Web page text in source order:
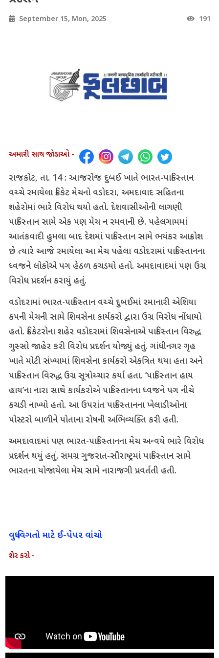
September 15, Mon, 2025 191
અમારી સાથ જોડાઓ -
રાજકોટ, તા. 14 : આજરોજ દુબઈ ખાતે ભારત-પાકિસ્તાન
વચ્ચે રમાયેલા ક્રિકેટ મેચનો વડોદરા, અમદાવાદ સહિતના
શહેરોમાં ભારે વિરોધ થયો હતો. દેશવાસીઓની લાગણી
પાકિસ્તાન સામે એક પણ મેચ ન રમવાની છે. પહેલગામમાં
આતંકવાદી હુમલા બાદ દેશમાં પાકિસ્તાન સામે ભયંકર આક્રોશ
છે ત્યારે આજે રમાયેલા આ મેચ પહેલા વડોદરામાં પાકિસ્તાનના
ધ્વજને લોકોએ પગ હેઠળ કચડયો હતો. અમદાવાદમાં પણ ઉગ્ર
વિરોધ પ્રદર્શન કરાયું હતું.
વડોદરામાં ભારત-પાકિસ્તાન વચ્ચે દુબઈમાં રમાનારી એશિયા
કપની મેચની સામે શિવસેના કાર્યકરો દ્વારા ઉગ્ર વિરોધ નોંધાયો
હતો. ક્રિકેટરોના શહેર વડોદરામાં શિવસેનાએ પાકિસ્તાન વિરુદ્ધ
ગુસ્સો જાહેર કરી વિરોધ પ્રદર્શન યોજ્યું હતું. ગાંધીનગર ગૃહ
ખાતે મોટી સંખ્યામાં શિવસેના કાર્યકરો એકત્રિત થયા હતા અને
પાકિસ્તાન વિરુદ્ધ ઉગ્ર સૂત્રોચ્ચાર કર્યા હતા. ‘પાકિસ્તાન હાય
હાય’ના નારા સાથે કાર્યકરોએ પાકિસ્તાનના ધ્વજને પગ નીચે
કચડી નાખ્યો હતો. આ ઉપરાંત પાકિસ્તાનના ખેલાડીઓના
પોસ્ટરો બાળીને પોતાના રોષની અભિવ્યક્તિ કરી હતી.
અમદાવાદમાં પણ ભારત-પાકિસ્તાનના મેચ અન્વયે ભારે વિરોધ
પ્રદર્શન થયું હતું. સમગ્ર ગુજરાત-સૌરાષ્ટ્રમાં પાકિસ્તાન સામે
ભારતના યોજાયેલા મેચ સામે નારાજગી પ્રવર્તતી હતી.
વધુ વિગતો માટે ઈ-પેપર વાંચો
શેર કરો -